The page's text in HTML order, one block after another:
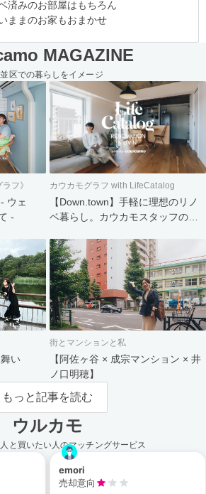
済みのお部屋はもちろん
ままのお家もおまかせ
MAGAZINE
区での暮らしをイメージ
フ》
ウェ
-
カウカモグラフ with LifeCatalog
【Down.town】手軽に理想のリノ
ベ暮らし。カウカモスタッフの家
い
街とマンションと私
【阿佐ヶ谷 × 成宗マンション × 井
ノ口明穂】
もっと記事を読む
ウルカモ
と買いたい人のマッチングサービス
emori
売却意向